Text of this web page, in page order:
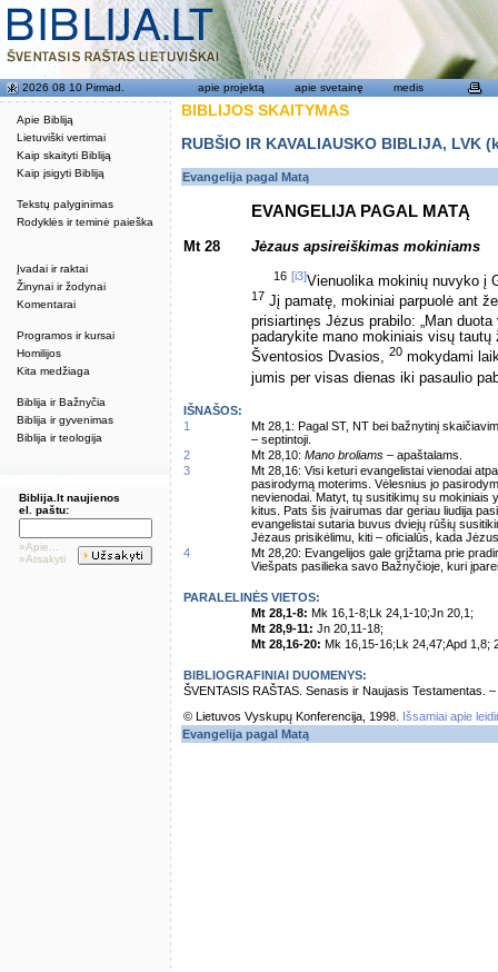
Apie Bibliją
Lietuviški vertimai
Kaip skaityti Bibliją
Kaip įsigyti Bibliją
Tekstų palyginimas
Rodyklės ir teminė paieška
Įvadai ir raktai
Žinynai ir žodynai
Komentarai
Programos ir kursai
Homilijos
Kita medžiaga
Biblija ir Bažnyčia
Biblija ir gyvenimas
Biblija ir teologija
2026 08 10 Pirmad. apie projektą apie svetainę medis
Biblija.lt naujienos
el. paštu:
»Apie...
»Atsakyti
BIBLIJOS SKAITYMAS
RUBŠIO IR KAVALIAUSKO BIBLIJA,
Evangelija pagal Matą
EVANGELIJA PAGAL MATĄ
Mt 28 Jėzaus apsireiškimas mokiniams
16 [i3]Vienuolika mokinių nuvyko į
17 Jį pamatę, mokiniai parpuolė ant
prisiartinęs Jėzus prabilo: „Man
padarykite mano mokiniais visų
Šventosios Dvasios, 20 mokydami
jumis per visas dienas iki pasaulio
IŠNAŠOS:
1
Mt 28,1: Pagal ST, NT bei bažnytinį
– septintoji.
2
Mt 28,10: Mano broliams – apaštalams.
3
Mt 28,16: Visi keturi evangelistai vienodai
pasirodymą moterims. Vėlesnius jo
nevienodai. Matyt, tų susitikimų su mokiniais
kitus. Pats šis įvairumas dar geriau liudija
evangelistai sutaria buvus dviejų rūšių
Jėzaus prisikėlimu, kiti – oficialūs, kada
4
Mt 28,20: Evangelijos gale grįžtama prie
Viešpats pasilieka savo Bažnyčioje, kuri
PARALELINĖS VIETOS:
Mt 28,1-8: Mk 16,1-8;Lk 24,1-10;Jn 20,1;
Mt 28,9-11: Jn 20,11-18;
Mt 28,16-20: Mk 16,15-16;Lk 24,47;Apd 1,8;
BIBLIOGRAFINIAI DUOMENYS:
ŠVENTASIS RAŠTAS. Senasis ir Naujasis Testamentas.
© Lietuvos Vyskupų Konferencija, 1998.
Išsamiai apie
Evangelija pagal Matą